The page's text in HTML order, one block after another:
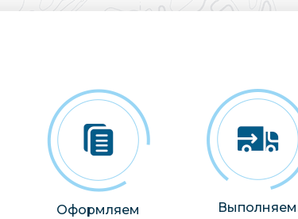
Оформляем
Выполняем